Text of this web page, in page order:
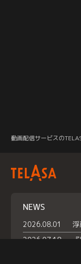
動画配信サービスの
NEWS
2026.08.01
2026.07.18